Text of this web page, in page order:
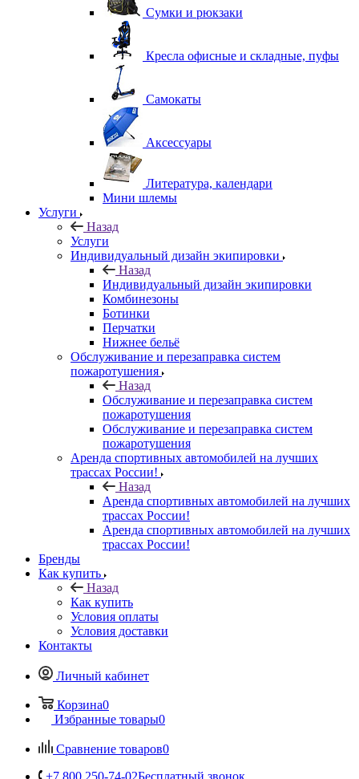
Сумки и рюкзаки
Кресла офисные и складные, пуфы
Самокаты
Аксессуары
Литература, календари
Мини шлемы
Услуги
Назад
Услуги
Индивидуальный дизайн экипировки
Назад
Индивидуальный дизайн экипировки
Комбинезоны
Ботинки
Перчатки
Нижнее бельё
Обслуживание и перезаправка систем
пожаротушения
Назад
Обслуживание и перезаправка систем
пожаротушения
Обслуживание и перезаправка систем
пожаротушения
Аренда спортивных автомобилей на лучших
трассах России!
Назад
Аренда спортивных автомобилей на лучших
трассах России!
Аренда спортивных автомобилей на лучших
трассах России!
Бренды
Как купить
Назад
Как купить
Условия оплаты
Условия доставки
Контакты
Личный кабинет
Корзина0
Избранные товары0
Сравнение товаров0
+7 800 250-74-02Бесплатный звонок